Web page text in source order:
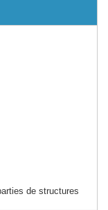
de structures